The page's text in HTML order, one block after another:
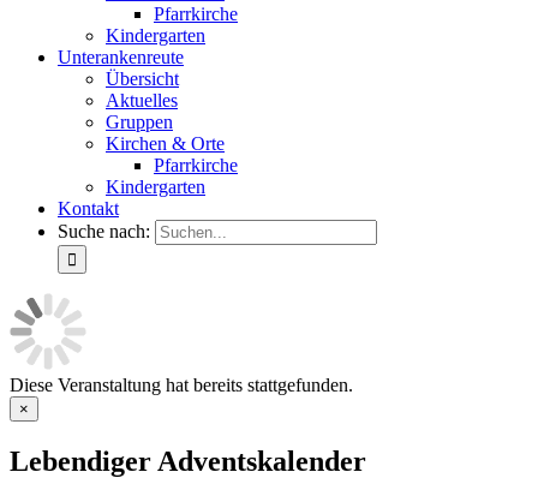
Pfarrkirche
Kindergarten
Unterankenreute
Übersicht
Aktuelles
Gruppen
Kirchen & Orte
Pfarrkirche
Kindergarten
Kontakt
Suche nach:
Diese Veranstaltung hat bereits stattgefunden.
×
Lebendiger Adventskalender